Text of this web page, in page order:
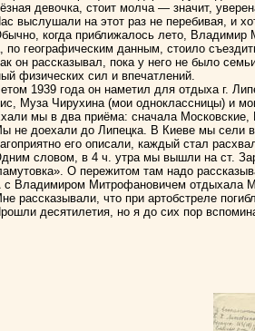
девочка, стоит молча — значит,
выслушали на этот раз не перебивая, и
когда приближалось лето, Владимир
по географическим данным, стоило
он рассказывал, пока у него не было
физических сил и впечатлений.
1939 года он наметил для отдыха г.
Муза Чирухина (мои одноклассницы) и
мы в два приёма: сначала
не доехали до Липецка. В Киеве мы сели
его описали, каждый стал
словом, в 4 ч. утра мы вышли на ст.
О пережитом там надо
с Владимиром Митрофановичем отдыхала
рассказывали, что при артобстреле
десятилетия, но я до сих пор